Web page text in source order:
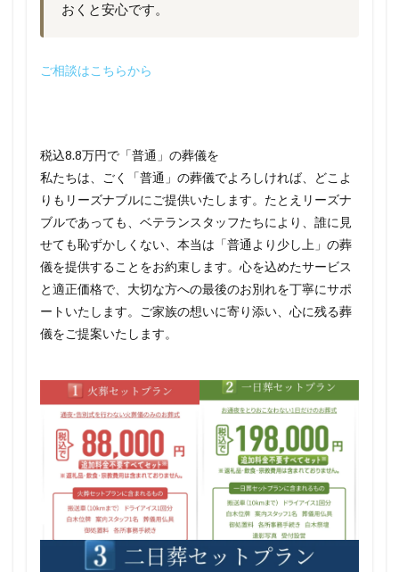
おくと安心です。
ご相談はこちらから
税込8.8万円で「普通」の葬儀を
私たちは、ごく「普通」の葬儀でよろしければ、どこよ
りもリーズナブルにご提供いたします。たとえリーズナ
ブルであっても、ベテランスタッフたちにより、誰に見
せても恥ずかしくない、本当は「普通より少し上」の葬
儀を提供することをお約束します。心を込めたサービス
と適正価格で、大切な方への最後のお別れを丁寧にサポ
ートいたします。ご家族の想いに寄り添い、心に残る葬
儀をご提案いたします。